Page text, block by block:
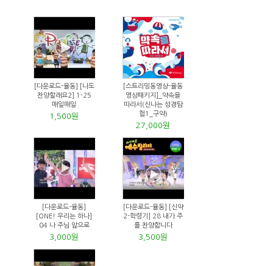
[다운로드-율동] [나도
찬양할래요2] 1-25
매일매일
1,500원
[스트리밍동영상-율동
영상패키지]_약속을
따라서(신나는 성경탐
험1_구약)
27,000원
[다운로드-율동]
[ONE! 우리는 하나]
04 나 주님 앞으로
3,000원
[다운로드-율동] [신약
2-학령기] 28 내가 주
를 찬양합니다
3,500원